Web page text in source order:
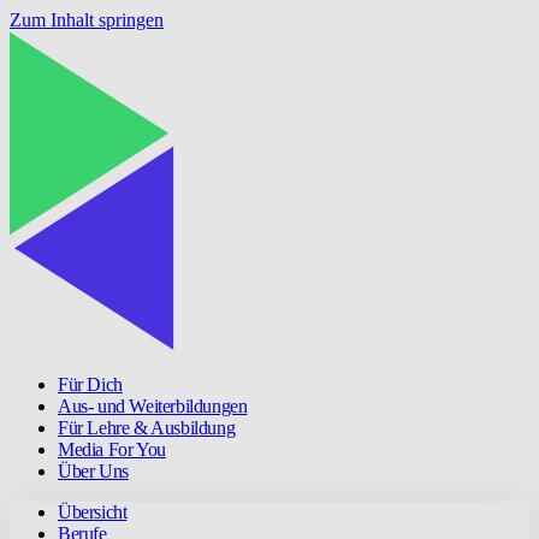
Zum Inhalt springen
Für Dich
Aus- und Weiterbildungen
Für Lehre & Ausbildung
Media For You
Über Uns
Übersicht
Berufe